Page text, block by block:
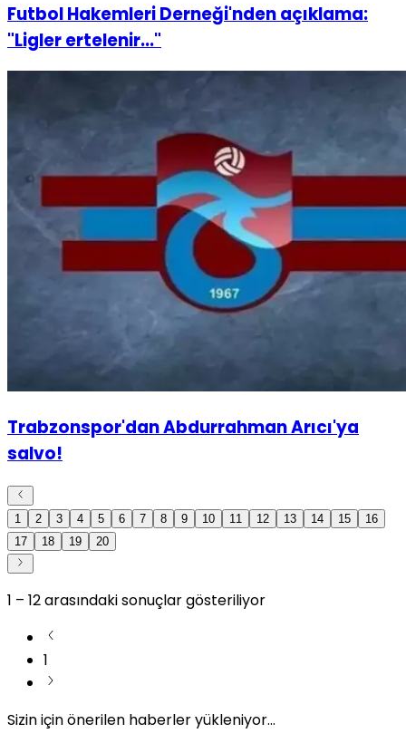
Futbol Hakemleri Derneği'nden açıklama:
"Ligler ertelenir..."
Trabzonspor'dan Abdurrahman Arıcı'ya
salvo!
1 2 3 4 5 6 7 8 9 10 11 12 13 14 15
16
17
18 19 20
1 – 12arasındaki sonuçlar gösteriliyor
1
Sizin için önerilen haberler yükleniyor...